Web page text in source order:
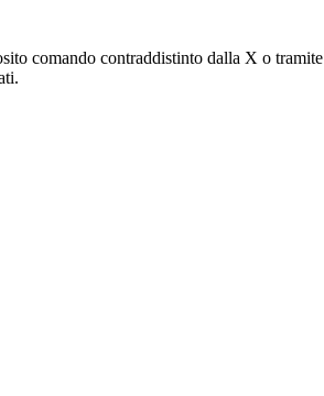
comando contraddistinto dalla X o